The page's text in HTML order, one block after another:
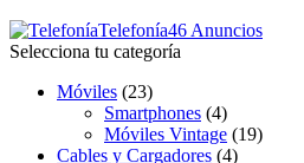
Telefonía46 Anuncios
Selecciona tu categoría
Móviles (23)
Smartphones (4)
Móviles Vintage (19)
Cables y Cargadores (4)